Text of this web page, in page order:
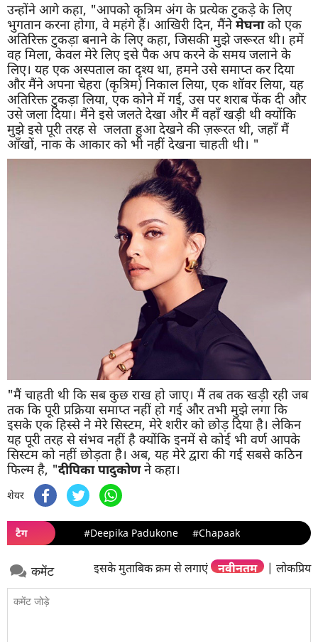
उन्होंने आगे कहा, "आपको कृत्रिम अंग के प्रत्येक टुकड़े के लिए
भुगतान करना होगा, वे महंगे हैं। आखिरी दिन, मैंनेमेघनाको एक
अतिरिक्त टुकड़ा बनाने के लिए कहा, जिसकी मुझे जरूरत थी। हमें
वह मिला, केवल मेरे लिए इसे पैक अप करने के समय जलाने के
लिए। यह एक अस्पताल का दृश्य था, हमने उसे समाप्त कर दिया
और मैंने अपना चेहरा (कृत्रिम) निकाल लिया, एक शॉवर लिया, यह
अतिरिक्त टुकड़ा लिया, एक कोने में गई, उस पर शराब फेंक दी और
उसे जला दिया। मैंने इसे जलते देखा और मैं वहाँ खड़ी थी क्योंकि
मुझे इसे पूरी तरह से जलता हुआ देखने की ज़रूरत थी, जहाँ मैं
आँखों, नाक के आकार को भी नहीं देखना चाहती थी। "
"मैं चाहती थी कि सब कुछ राख हो जाए। मैं तब तक खड़ी रही जब
तक कि पूरी प्रक्रिया समाप्त नहीं हो गई और तभी मुझे लगा कि
इसके एक हिस्से ने मेरे सिस्टम, मेरे शरीर को छोड़ दिया है। लेकिन
यह पूरी तरह से संभव नहीं है क्योंकि इनमें से कोई भी वर्ण आपके
सिस्टम को नहीं छोड़ता है। अब, यह मेरे द्वारा की गई सबसे कठिन
फिल्म है, "दीपिका पादुकोणने कहा।
शेयर
टैग #Deepika Padukone #Chapaak
कमेंट इसके मुताबिक क्रम से लगाएं नवीनतम | लोकप्रिय